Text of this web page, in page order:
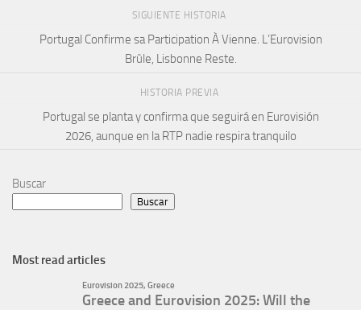
SIGUIENTE HISTORIA
Portugal Confirme sa Participation À Vienne. L’Eurovision
Brûle, Lisbonne Reste.
HISTORIA PREVIA
Portugal se planta y confirma que seguirá en Eurovisión
2026, aunque en la RTP nadie respira tranquilo
Buscar
Buscar
Most read articles